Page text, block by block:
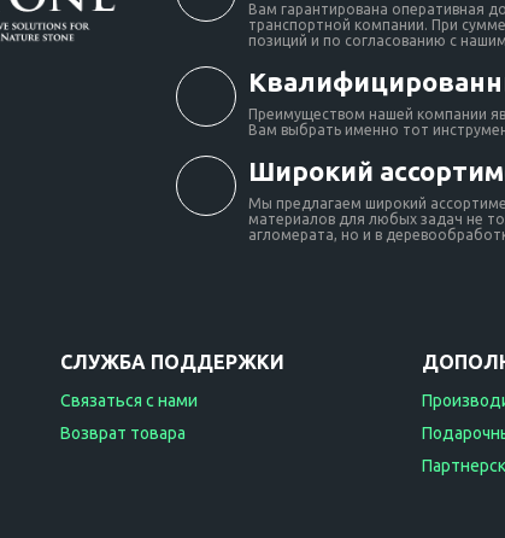
Вам гарантирована оперативная
транспортной компании. При
позиций и по согласованию с
Преимуществом нашей компании
Вам выбрать именно тот
Широкий
Мы предлагаем широкий
материалов для любых задач не
агломерата, но и в
СЛУЖБА ПОДДЕРЖКИ
Связаться с нами
Возврат товара